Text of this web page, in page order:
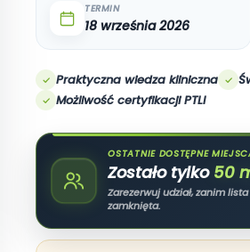
TERMIN
18 września 2026
Praktyczna wiedza kliniczna
Możliwość certyfikacji PTLI
OSTATNIE DOSTĘPNE
Zostało tylko 50
Zarezerwuj udział, zanim
zamknięta.